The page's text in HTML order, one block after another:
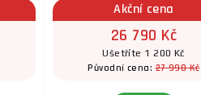
Akční cena
26 790 Kč
Ušetříte 1 200 Kč
Původní cena:27 990 Kč